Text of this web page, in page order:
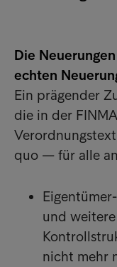
Die
echten
Ein prägender
die in der
quo — für alle
und
nicht mehr